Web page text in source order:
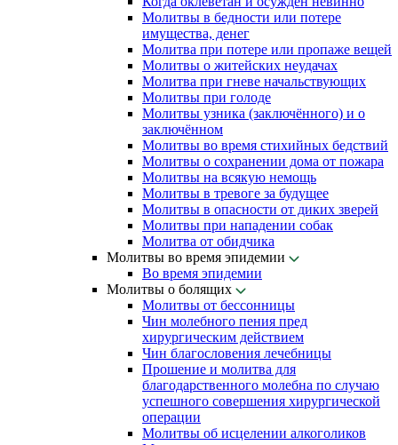
Молитвы в бедности или потере
имущества, денег
Молитва при потере или пропаже вещей
Молитвы о житейских неудачах
Молитва при гневе начальствующих
Молитвы при голоде
Молитвы узника (заключённого) и о
заключённом
Молитвы во время стихийных бедствий
Молитвы о сохранении дома от пожара
Молитвы на всякую немощь
Молитвы в тревоге за будущее
Молитвы в опасности от диких зверей
Молитвы при нападении собак
Молитва от обидчика
Молитвы во время эпидемии
Во время эпидемии
Молитвы о болящих
Молитвы от бессонницы
Чин молебного пения пред
хирургическим действием
Чин благословения лечебницы
Прошение и молитва для
благодарственного молебна по случаю
успешного совершения хирургической
операции
Молитвы об исцелении алкоголиков